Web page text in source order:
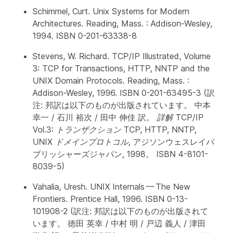
Schimmel, Curt. Unix Systems for Modern
Architectures. Reading, Mass. : Addison-Wesley,
1994. ISBN 0-201-63338-8
Stevens, W. Richard. TCP/IP Illustrated, Volume
3: TCP for Transactions, HTTP, NNTP and the
UNIX Domain Protocols. Reading, Mass. :
Addison-Wesley, 1996. ISBN 0-201-63495-3 (訳
注: 邦訳は以下のものが出版されています。 中本
幸一 / 石川 裕次 / 田中 伸佳 訳。 詳解 TCP/IP
Vol.3: トランザクション TCP, HTTP, NNTP,
UNIX ドメインプロトコル, アジソンウェスレイパ
ブリッシャーズジャパン, 1998。 ISBN 4-8101-
8039-5)
Vahalia, Uresh. UNIX Internals — The New
Frontiers. Prentice Hall, 1996. ISBN 0-13-
101908-2 (訳注: 邦訳は以下のものが出版されて
います。 徳田 英幸 / 中村 明 / 戸辺 義人 / 津田